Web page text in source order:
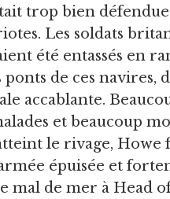
trop bien
Les soldats
été entassés en
ponts de ces navires,
accablante.
et beaucoup
le rivage, Howe
épuisée et
mal de mer à Head